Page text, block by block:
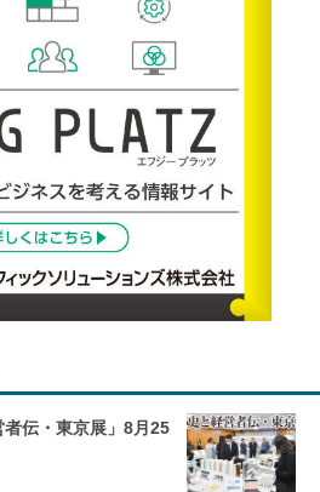
伝・東京展」8月25